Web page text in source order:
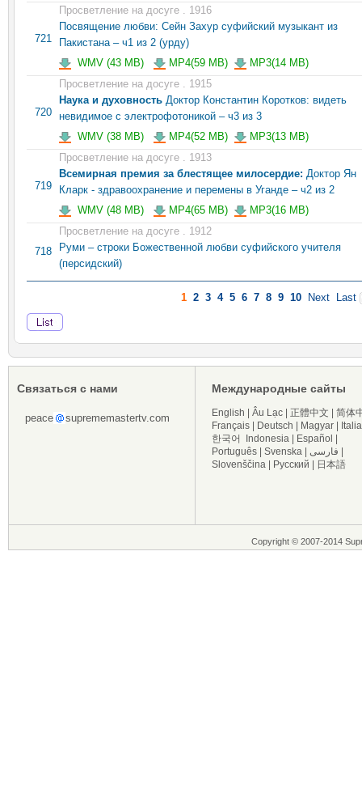
721
Просветление на досуге . 1916
Посвящение любви: Сейн Захур суфийский музыкант из
Пакистана – ч1 из 2 (урду)
WMV (43 MB)
MP4(59 MB) MP3(14 MB)
720
Просветление на досуге . 1915
Наука и духовность Доктор Константин Коротков: видеть
невидимое с электрофотоникой – ч3 из 3
WMV (38 MB)
MP4(52 MB) MP3(13 MB)
719
Просветление на досуге . 1913
Всемирная премия за блестящее милосердие: Доктор Ян
Кларк - здравоохранение и перемены в Уганде – ч2 из 2
WMV (48 MB)
MP4(65 MB) MP3(16 MB)
718
Просветление на досуге . 1912
Руми – строки Божественной любви суфийского учителя
(персидский)
1 2 3 4 5 6 7 8 9 10 Next Last
Связаться с нами
peace suprememastertv.com
Международные сайты
English Âu Lạc 正體中文
简体
Français
Deutsch Magyar
한국어
Indonesia Español
Português
Svenska فارسی
Slovenščina
Русский 日本語
Copyright © 2007-2014